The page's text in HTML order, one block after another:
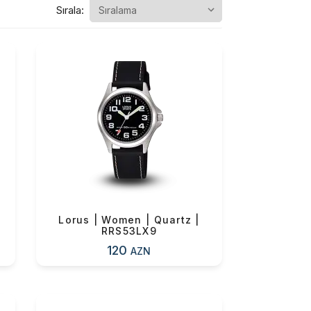
Sırala:
Lorus | Women | Quartz |
RRS53LX9
120AZN